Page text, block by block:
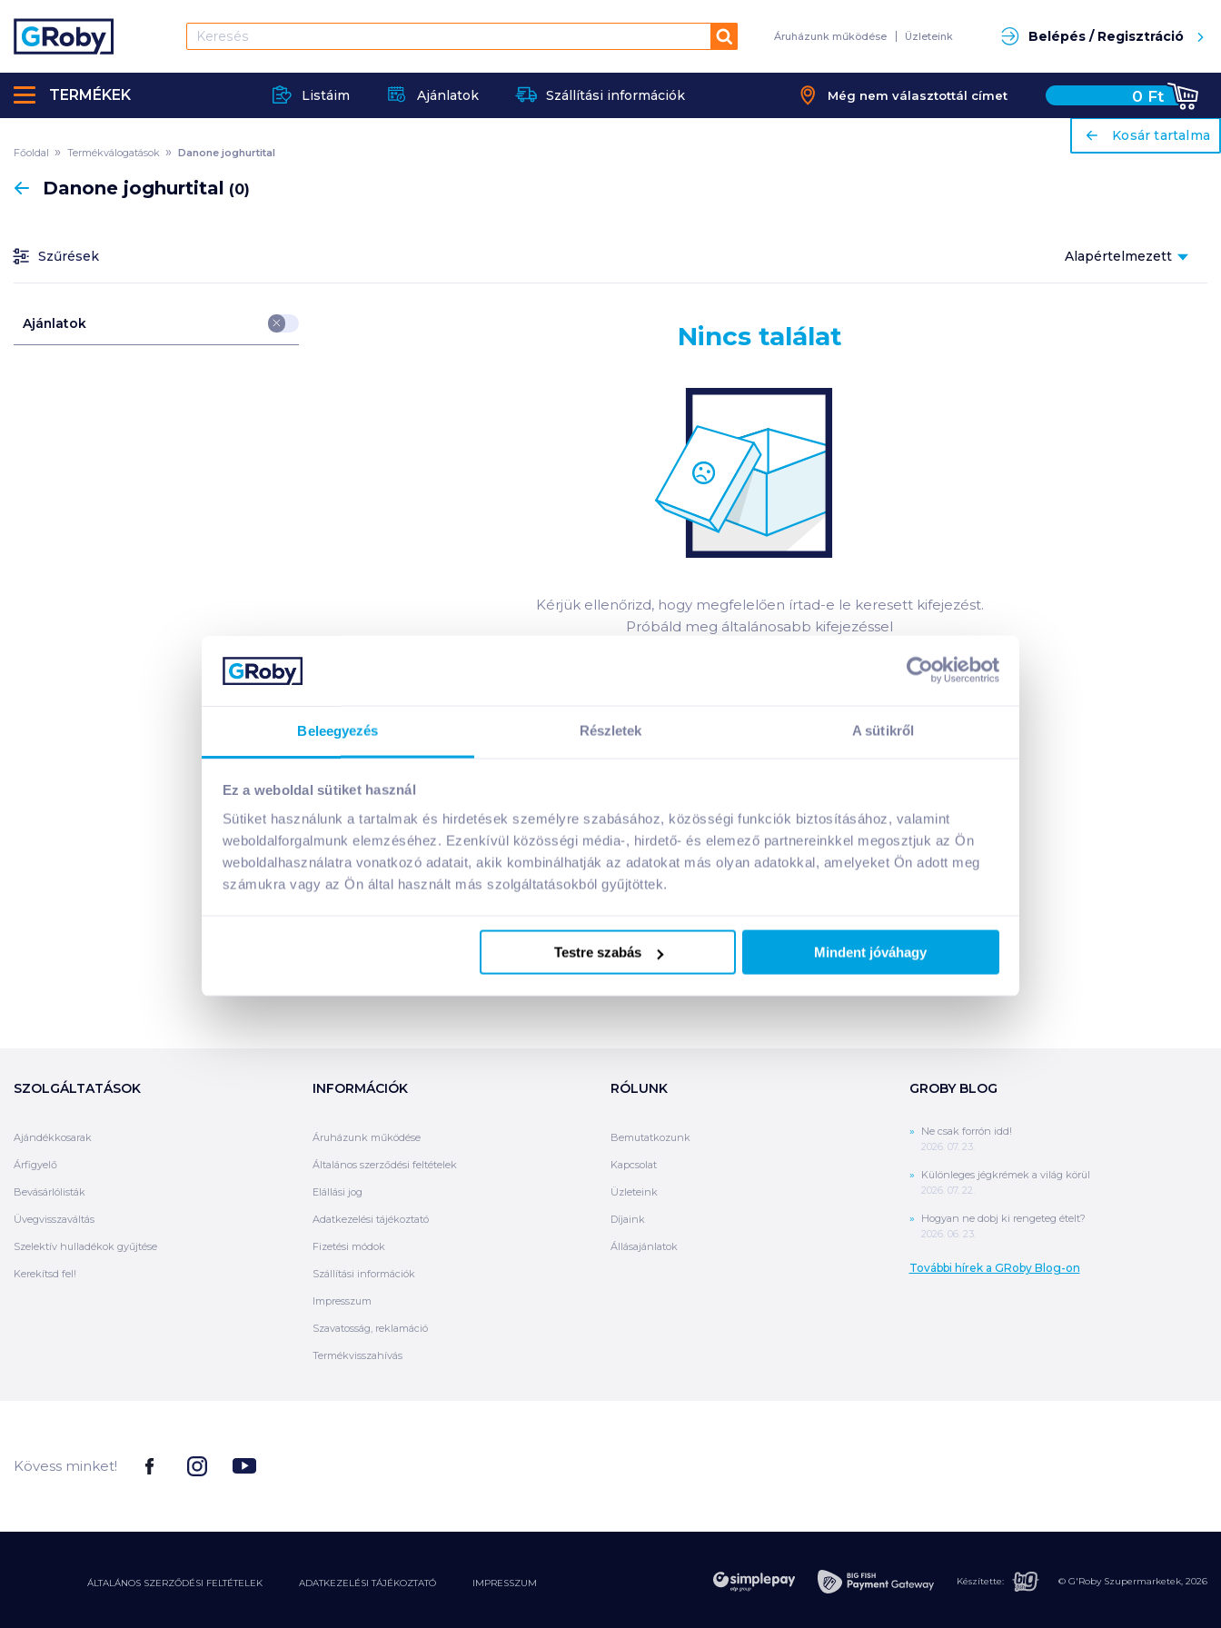
Beleegyezés Részletek A sütikről
Ez a weboldal sütiket használ
Sütiket használunk a tartalmak és hirdetések személyre szabásához, közösségi funkciók biztosításához, valamint
weboldalforgalmunk elemzéséhez. Ezenkívül közösségi média-, hirdető- és elemező partnereinkkel megosztjuk az Ön
weboldalhasználatra vonatkozó adatait, akik kombinálhatják az adatokat más olyan adatokkal, amelyeket Ön adott meg
számukra vagy az Ön által használt más szolgáltatásokból gyűjtöttek.
Testre szabás Mindent jóváhagy
Keresés Áruházunk működése Üzleteink Belépés / Regisztráció
Listáim Ajánlatok Szállítási információk Még nem választottál címet 0 Ft
TERMÉKEK
ariaLabel
Kosár tartalma
költséget nem tartalmazza. További
Főoldal Termékválogatások Danone joghurtital
VisszaDanone joghurtital (0)
Szűrések Alapértelmezett
Ajánlatok Nincs találat
Kérjük ellenőrizd, hogy megfelelően írtad-e le keresett kifejezést.
Próbáld meg általánosabb kifejezéssel
SZOLGÁLTATÁSOK
Ajándékkosarak
Árfigyelő
Bevásárlólisták
Üvegvisszaváltás
Szelektív hulladékok gyűjtése
Kerekítsd fel!
INFORMÁCIÓK
Áruházunk működése
Általános szerződési feltételek
Elállási jog
Adatkezelési tájékoztató
Fizetési módok
Szállítási információk
Impresszum
Szavatosság, reklamáció
Termékvisszahívás
RÓLUNK
Bemutatkozunk
Kapcsolat
Üzleteink
Díjaink
Állásajánlatok
GROBY BLOG
Ne csak forrón idd!
2026. 07. 23.
Különleges jégkrémek a világ körül
2026. 07. 22.
Hogyan ne dobj ki rengeteg ételt?
2026. 06. 23.
További hírek a GRoby Blog-on
Kövess minket!
ÁLTALÁNOS SZERZŐDÉSI FELTÉTELEK ADATKEZELÉSI TÁJÉKOZTATÓ IMPRESSZUM Készítette: © G'Roby Szupermarketek, 2026